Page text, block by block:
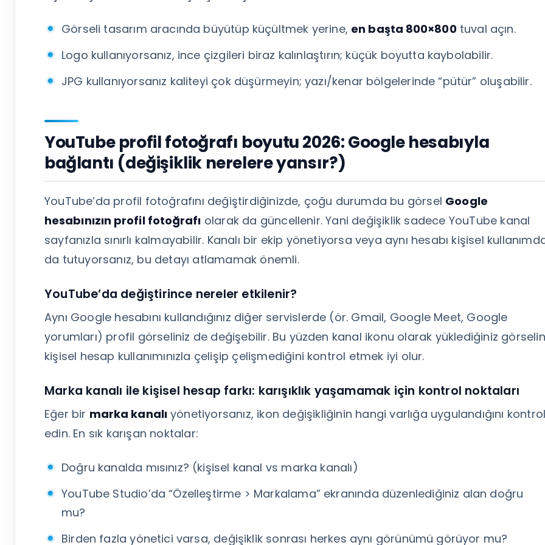
Görseli tasarım aracında büyütüp küçültmek yerine, en başta 800×800tuval açın.
Logo kullanıyorsanız, ince çizgileri biraz kalınlaştırın; küçük boyutta kaybolabilir.
JPG kullanıyorsanız kaliteyi çok düşürmeyin; yazı/kenar bölgelerinde “pütür” oluşabilir.
YouTube profil fotoğrafı boyutu 2026: Google hesabıyla
bağlantı (değişiklik nerelere yansır?)
YouTube’da profil fotoğrafını değiştirdiğinizde, çoğu durumda bu görsel Google
hesabınızın profil fotoğrafı olarak da güncellenir. Yani değişiklik sadece YouTube kanal
sayfanızla sınırlı kalmayabilir. Kanalı bir ekip yönetiyorsa veya aynı hesabı kişisel
da tutuyorsanız, bu detayı atlamamak önemli.
YouTube’da değiştirince nereler etkilenir?
Aynı Google hesabını kullandığınız diğer servislerde (ör. Gmail, Google Meet, Google
yorumları) profil görseliniz de değişebilir. Bu yüzden kanal ikonu olarak yüklediğiniz
kişisel hesap kullanımınızla çelişip çelişmediğini kontrol etmek iyi olur.
Marka kanalı ile kişisel hesap farkı: karışıklık yaşamamak için kontrol noktaları
Eğer bir marka kanalıyönetiyorsanız, ikon değişikliğinin hangi varlığa uygulandığını
edin. En sık karışan noktalar:
Doğru kanalda mısınız? (kişisel kanal vs marka kanalı)
YouTube Studio’da “Özelleştirme > Markalama” ekranında düzenlediğiniz alan doğru
mu?
Birden fazla yönetici varsa, değişiklik sonrası herkes aynı görünümü görüyor mu?